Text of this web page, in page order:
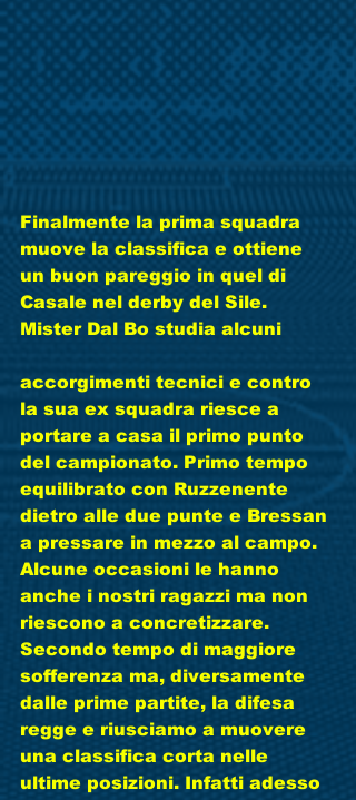
Finalmente la prima squadra
muove la classifica e ottiene
un buon pareggio in quel di
Casale nel derby del Sile.
Mister Dal Bo studia alcuni
accorgimenti tecnici e contro
la sua ex squadra riesce a
portare a casa il primo punto
del campionato. Primo tempo
equilibrato con Ruzzenente
dietro alle due punte e Bressan
a pressare in mezzo al campo.
Alcune occasioni le hanno
anche i nostri ragazzi ma non
riescono a concretizzare.
Secondo tempo di maggiore
sofferenza ma, diversamente
dalle prime partite, la difesa
regge e riusciamo a muovere
una classifica corta nelle
ultime posizioni. Infatti adesso